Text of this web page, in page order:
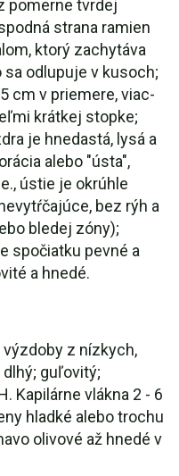
pomerne tvrdej
strana ramien
ktorý zachytáva
sa odlupuje v kusoch;
cm v priemere, viac-
krátkej stopke;
je hnedastá, lysá a
alebo "ústa",
ústie je okrúhle
bez rýh a
bledej zóny);
spočiatku pevné a
a hnedé.
z nízkych,
guľovitý;
Kapilárne vlákna 2 - 6
hladké alebo trochu
olivové až hnedé v